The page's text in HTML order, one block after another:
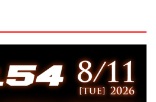
presents RIZIN.14』大会概
ト情報 ≫『Cygames presents
対戦カード